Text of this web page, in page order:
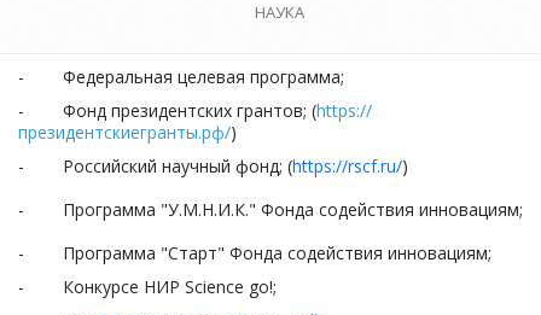
НАУКА
- Федеральная целевая программа;
- Фонд президентских грантов; (https://
президентскиегранты.рф/)
- Российский научный фонд; (https://rscf.ru/)
- Программа "У.М.Н.И.К." Фонда содействия инновациям;
- Программа "Старт" Фонда содействия инновациям;
- Конкурсе НИР Science go!;